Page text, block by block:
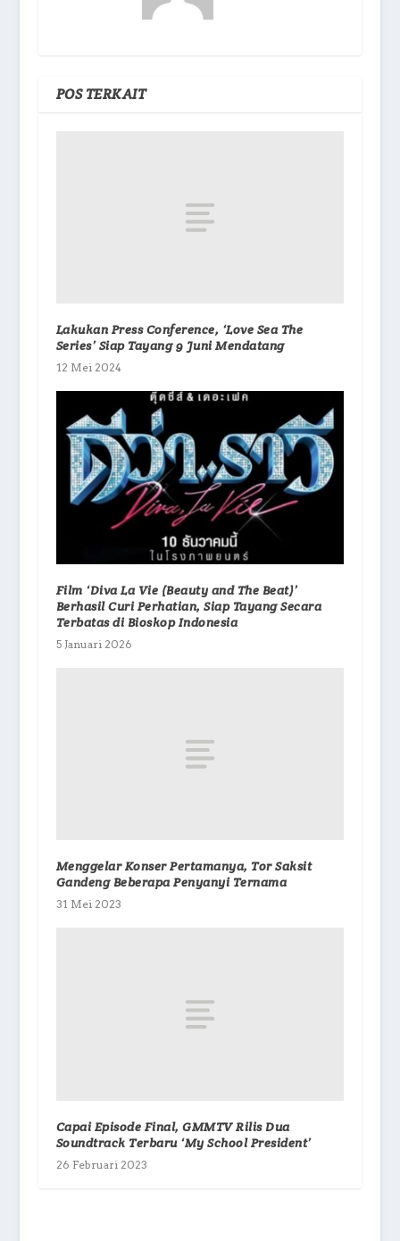
POS TERKAIT
Lakukan Press Conference, ‘Love Sea The
Series’ Siap Tayang 9 Juni Mendatang
12 Mei 2024
Film ‘Diva La Vie (Beauty and The Beat)’
Berhasil Curi Perhatian, Siap Tayang Secara
Terbatas di Bioskop Indonesia
5 Januari 2026
Menggelar Konser Pertamanya, Tor Saksit
Gandeng Beberapa Penyanyi Ternama
31 Mei 2023
Capai Episode Final, GMMTV Rilis Dua
Soundtrack Terbaru ‘My School President’
26 Februari 2023